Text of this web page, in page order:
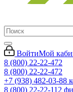
ВойтиМой
8 (800) 22-22-472
8 (800) 22-22-472
+7 (938) 482-03-88
8 (800) 22-22-112